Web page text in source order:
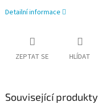
Detailní informace
ZEPTAT SE HLÍDAT
Související produkty